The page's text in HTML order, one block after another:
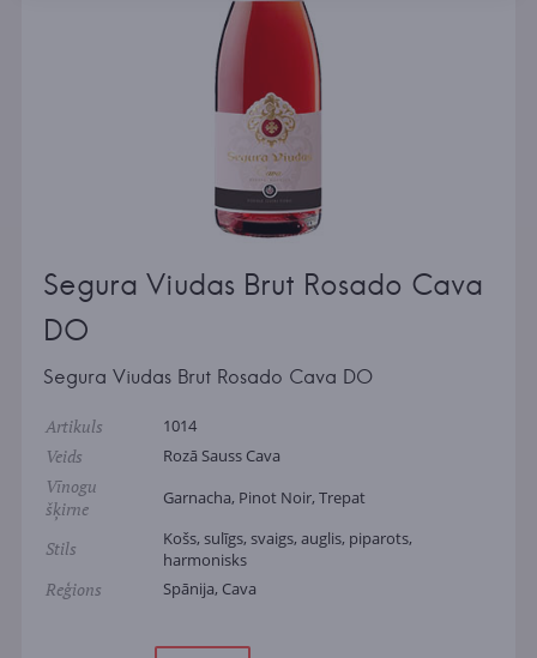
Segura Viudas Brut Rosado Cava
DO
Segura Viudas Brut Rosado Cava DO
Artikuls 1014
Veids Rozā Sauss Cava
Vīnogu
šķirne
Garnacha, Pinot Noir, Trepat
Stils
Košs, sulīgs, svaigs, auglis, piparots,
harmonisks
Reģions Spānija, Cava